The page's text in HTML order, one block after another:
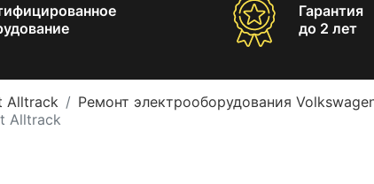
Гарантия
до 2 лет
Alltrack
Ремонт электрооборудования
Alltrack